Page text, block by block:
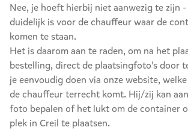
Nee, je hoeft hierbij niet aanwezig te zijn
duidelijk is voor de chauffeur waar de
komen te staan.
Het is daarom aan te raden, om na het
bestelling, direct de plaatsingfoto's door
je eenvoudig doen via onze website,
de chauffeur terrecht komt. Hij/zij kan
foto bepalen of het lukt om de container
plek in Creil te plaatsen.